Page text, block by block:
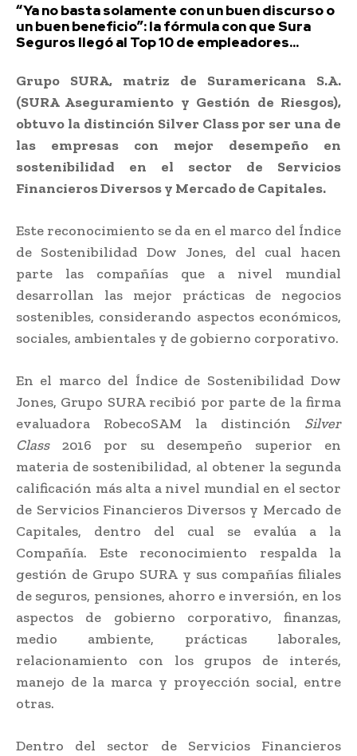
“Ya no basta solamente con un buen discurso o
un buen beneficio”: la fórmula con que Sura
Seguros llegó al Top 10 de empleadores...
Grupo SURA, matriz de Suramericana S.A.
(SURA Aseguramiento y Gestión de Riesgos),
obtuvo la distinción Silver Class por ser una de
las empresas con mejor desempeño en
sostenibilidad en el sector de Servicios
Financieros Diversos y Mercado de Capitales.
Este reconocimiento se da en el marco del Índice
de Sostenibilidad Dow Jones, del cual hacen
parte las compañías que a nivel mundial
desarrollan las mejor prácticas de negocios
sostenibles, considerando aspectos económicos,
sociales, ambientales y de gobierno corporativo.
En el marco del Índice de Sostenibilidad Dow
Jones, Grupo SURA recibió por parte de la firma
evaluadora RobecoSAM la distinción Silver
Class2016 por su desempeño superior en
materia de sostenibilidad, al obtener la segunda
calificación más alta a nivel mundial en el sector
de Servicios Financieros Diversos y Mercado de
Capitales, dentro del cual se evalúa a la
Compañía. Este reconocimiento respalda la
gestión de Grupo SURA y sus compañías filiales
de seguros, pensiones, ahorro e inversión, en los
aspectos de gobierno corporativo, finanzas,
medio ambiente, prácticas laborales,
relacionamiento con los grupos de interés,
manejo de la marca y proyección social, entre
otras.
Dentro del sector de Servicios Financieros